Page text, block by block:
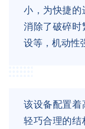
小，为快捷
消除了破碎
设等，机动性
该设备配置
轻巧合理的